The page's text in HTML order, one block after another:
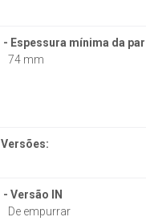
- Espessura mínima da
74 mm
Versões:
- Versão IN
De empurrar